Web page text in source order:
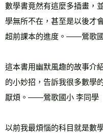
數學書竟然有這麼多插畫，
學無所不在，甚至是以後才
超前課本的進度。——鶯歌
這本書用幽默風趣的故事介
的小妙招，告訴我很多數學
厭煩。——鶯歌國小 李同學
以前我最煩惱的科目就是數